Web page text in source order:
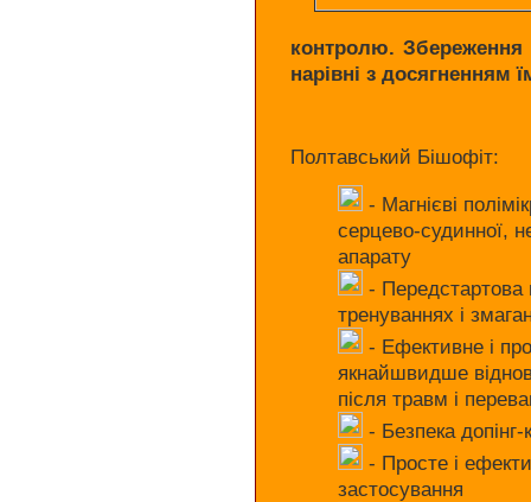
контролю. Збереження
нарівні з досягненням
Полтавський Бішофіт:
- Магнієві
серцево-судинної,
апарату
- Передстартова
тренуваннях і
- Ефективне і
якнайшвидше
після травм і
- Безпека
- Просте і
застосування